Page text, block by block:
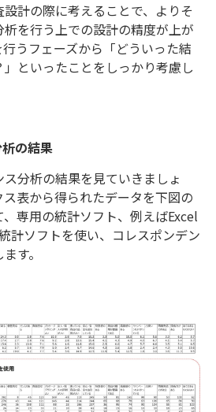
計の際に考えることで、よりそ
を行う上での設計の精度が上が
うフェーズから「どういった結
といったことをしっかり考慮し
の結果
分析の結果を見ていきましょ
表から得られたデータを下図の
専用の統計ソフト、例えばExcel
計ソフトを使い、コレスポンデン
す。